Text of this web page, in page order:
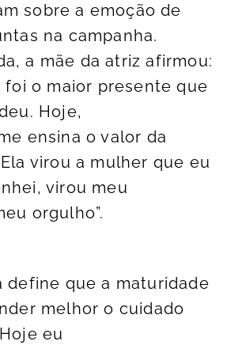
sobre a emoção de
na campanha.
a mãe da atriz afirmou:
foi o maior presente que
Hoje,
ensina o valor da
virou a mulher que eu
virou meu
orgulho”.
define que a maturidade
melhor o cuidado
eu